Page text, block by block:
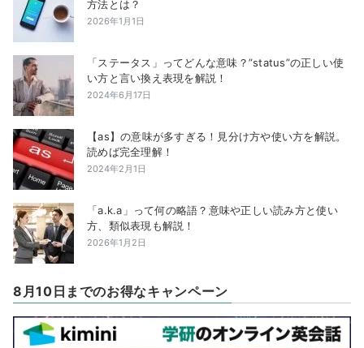
方法とは？
2026年1月1日
「ステータス」ってどんな意味？”status”の正しい使
い方と言い換え表現を解説！
2024年6月17日
【as】の意味が多すぎる！見分け方や使い方を解説。
読めば完全理解！
2024年2月1日
「a.k.a」って何の略語？意味や正しい読み方と使い
方、類似表現も解説！
2026年1月2日
8月10日までのお得なキャンペーン